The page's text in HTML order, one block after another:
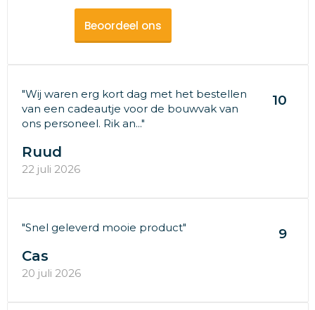
Beoordeel ons
"Wij waren erg kort dag met het bestellen
van een cadeautje voor de bouwvak van
ons personeel. Rik an..."
10
Ruud
22 juli 2026
"Snel geleverd mooie product" 9
Cas
20 juli 2026